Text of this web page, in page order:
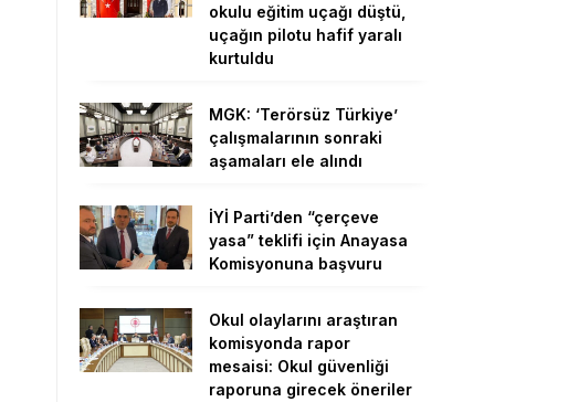
okulu eğitim uçağı düştü,
uçağın pilotu hafif yaralı
kurtuldu
MGK: ‘Terörsüz Türkiye’
çalışmalarının sonraki
aşamaları ele alındı
İYİ Parti’den “çerçeve
yasa” teklifi için Anayasa
Komisyonuna başvuru
Okul olaylarını araştıran
komisyonda rapor
mesaisi: Okul güvenliği
raporuna girecek öneriler